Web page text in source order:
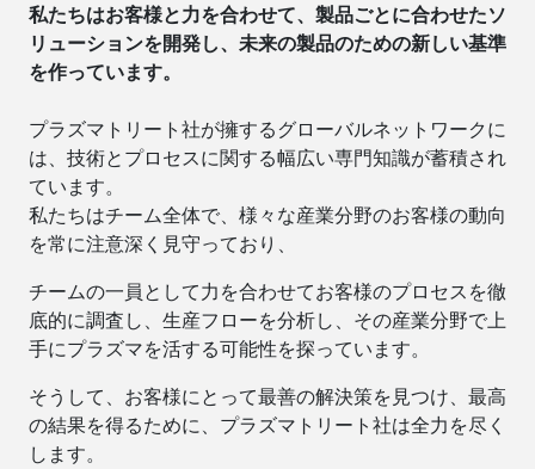
私たちはお客様と力を合わせて、製品ごとに合わせたソ
リューションを開発し、未来の製品のための新しい基準
を作っています。
プラズマトリート社が擁するグローバルネットワークに
は、技術とプロセスに関する幅広い専門知識が蓄積され
ています。
私たちはチーム全体で、様々な産業分野のお客様の動向
を常に注意深く見守っており、
チームの一員として力を合わせてお客様のプロセスを徹
底的に調査し、生産フローを分析し、その産業分野で上
手にプラズマを活する可能性を探っています。
そうして、お客様にとって最善の解決策を見つけ、最高
の結果を得るために、プラズマトリート社は全力を尽く
します。